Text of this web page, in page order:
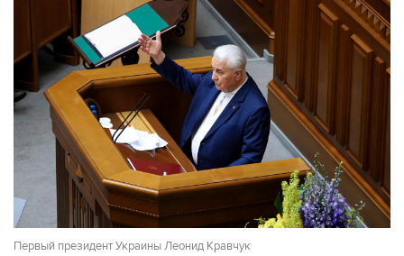
Первый президент Украины Леонид Кравчук